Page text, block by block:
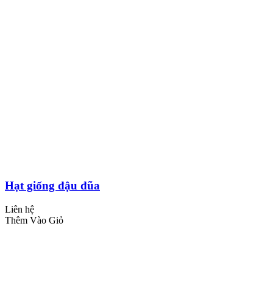
Hạt giống đậu đũa
Liên hệ
Thêm Vào Giỏ